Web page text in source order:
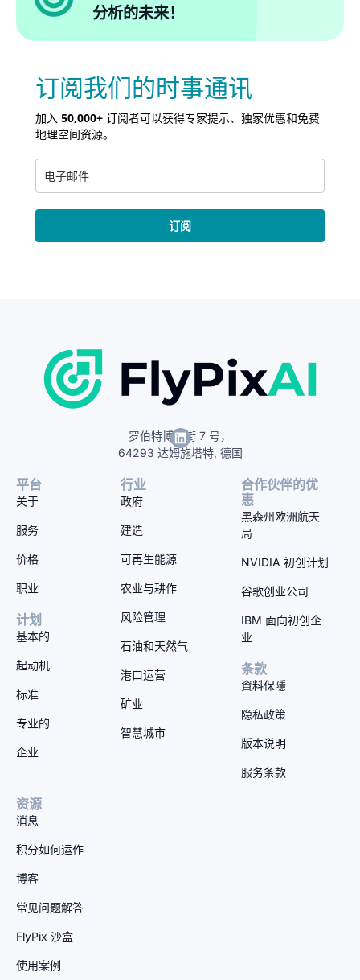
分析的未来！
订阅我们的时事通讯
加入 50,000+ 订阅者可以获得专家提示、独家优惠和免费
地理空间资源。
订阅
罗伯特博世街 7 号，
64293 达姆施塔特, 德国
平台
关于
服务
价格
职业
计划
基本的
起动机
标准
专业的
企业
行业
政府
建造
可再生能源
农业与耕作
风险管理
石油和天然气
港口运营
矿业
智慧城市
合作伙伴的优
惠
黑森州欧洲航天
局
NVIDIA 初创计划
谷歌创业公司
IBM 面向初创企
业
条款
資料保隱
隐私政策
版本说明
服务条款
资源
消息
积分如何运作
博客
常见问题解答
FlyPix 沙盒
使用案例